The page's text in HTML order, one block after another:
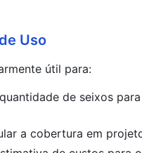
Uso
útil para:
de seixos
a cobertura em